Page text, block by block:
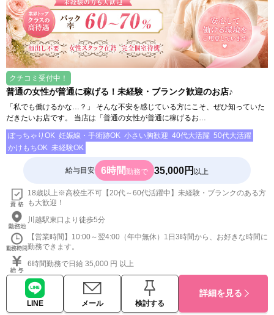
クチコミ受付中！
普通の女性が普通に稼げる！未経験・ブランク歓迎のお店♪
「私でも働けるかな…？」 そんな不安を感じている方にこそ、ぜひ知っていた
だきたいお店です。 当店は「普通の女性が普通に稼げるお…
ぽっちゃりOK 妊娠線・手術跡OK 小さい胸歓迎 40代大活躍 50代大活躍
かけもちOK 未経験OK
給与目安 6時間勤務で 35,000円 以上
18歳以上※高校生不可【20代～60代活躍中】未経験・ブランクのある方
も大歓迎！
川越駅東口より徒歩5分
【営業時間】10:00～翌4:00（年中無休）1日3時間から、お好きな時間に
勤務できます。
6時間勤務で日給 35,000 円 以上
LINE メール 検討する
詳細を見る